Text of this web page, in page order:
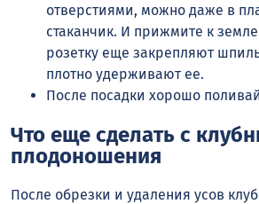
отверстиями, можно даже в
стаканчик. И прижмите к
розетку еще закрепляют
плотно удерживают ее.
После посадки хорошо
Что еще сделать с
плодоношения
После обрезки и удаления усов